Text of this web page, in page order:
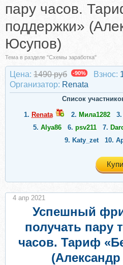
пару часов.
поддержки»
Юсупов)
Тема в разделе "Схемы заработка"
Цена: 1490 руб -90% Взнос:
Организатор: Renata
Список
1. Renata 2. Мила1282 3.
5. Alya86 6. psv211 7.
9. Katy_zet 10.
Успешный
получать пару
часов. Тариф
4 апр 2021